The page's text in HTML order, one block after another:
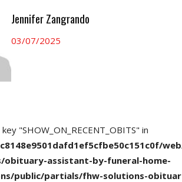
Jennifer Zangrando
03/07/2025
"SHOW_ON_RECENT_OBITS" in
obituary-assistant-by-funeral-home-
public/partials/fhw-solutions-